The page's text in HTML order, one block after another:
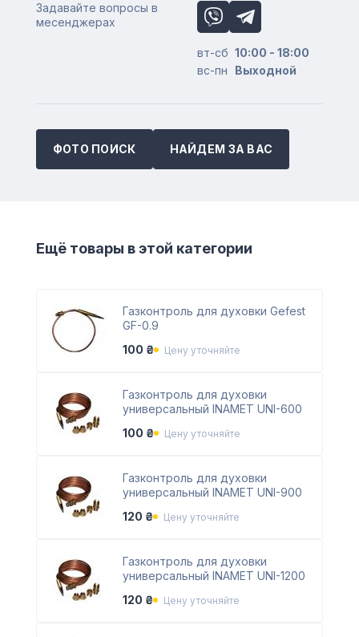
Задавайте вопросы в
месенджерах
вт-сб 10:00 - 18:00
вс-пн
Выходной
ФОТО ПОИСК НАЙДЕМ ЗА ВАС
Ещё товары в этой категории
Газконтроль для духовки Gefest
GF-0.9
100 ₴
Цену уточняйте
Газконтроль для духовки
универсальный INAMET UNI-600
100 ₴
Цену уточняйте
Газконтроль для духовки
универсальный INAMET UNI-900
120 ₴
Цену уточняйте
Газконтроль для духовки
универсальный INAMET UNI-1200
120 ₴
Цену уточняйте